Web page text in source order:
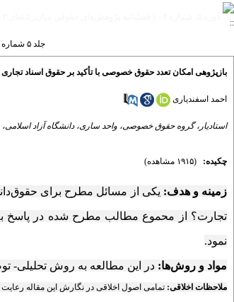
جلد ۵ شماره ۴ صفحات ۲۱-۱
بازپژوهی امکان تعدد حقوق خصوصی با تأکید بر حقوق اسناد تجاری
احمد اسفندیاری
استادیار، گروه حقوق خصوصی، واحد ساری، دانشگاه آزاد اسلامی،
چکیده: (۱۹۱۵ مشاهده)
زمینه و هدف: یکی از مسائل مطرح برای
تجارت؟ از محموع مطالب مطرح شده در پاسخ
نمود.
مواد و روش‌ها: در این مطالعه به روش
ملاحظات اخلاقی: تمامی اصول اخلاقی در نگارش این مقاله